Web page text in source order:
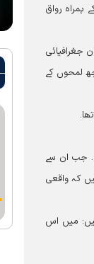
رواق
جغرافیائی
لمحوں کے
جب ان سے
کہ واقعی
میں اس